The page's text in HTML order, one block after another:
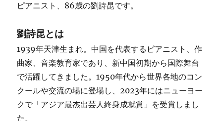
ピアニスト、86歳の劉詩昆です。
劉詩昆とは
1939年天津生まれ。中国を代表するピアニスト、作
曲家、音楽教育家であり、新中国初期から国際舞台
で活躍してきました。1950年代から世界各地のコン
クールや交流の場に登場し、2023年にはニューヨー
クで「アジア最杰出芸人終身成就賞」を受賞しまし
た。